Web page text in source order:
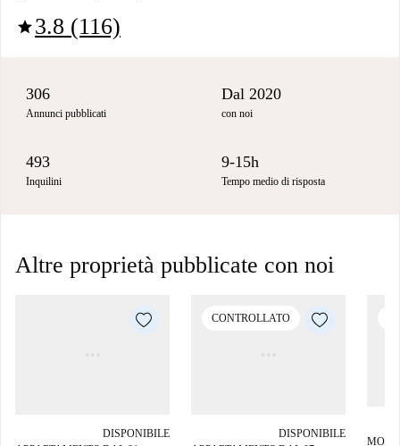
star3.8 (116)
306
Annunci pubblicati
Dal 2020
con noi
493
Inquilini
9-15h
Tempo medio di risposta
Altre proprietà pubblicate con noi
DISPONIBILE
CONTROLLATO
DISPONIBILE